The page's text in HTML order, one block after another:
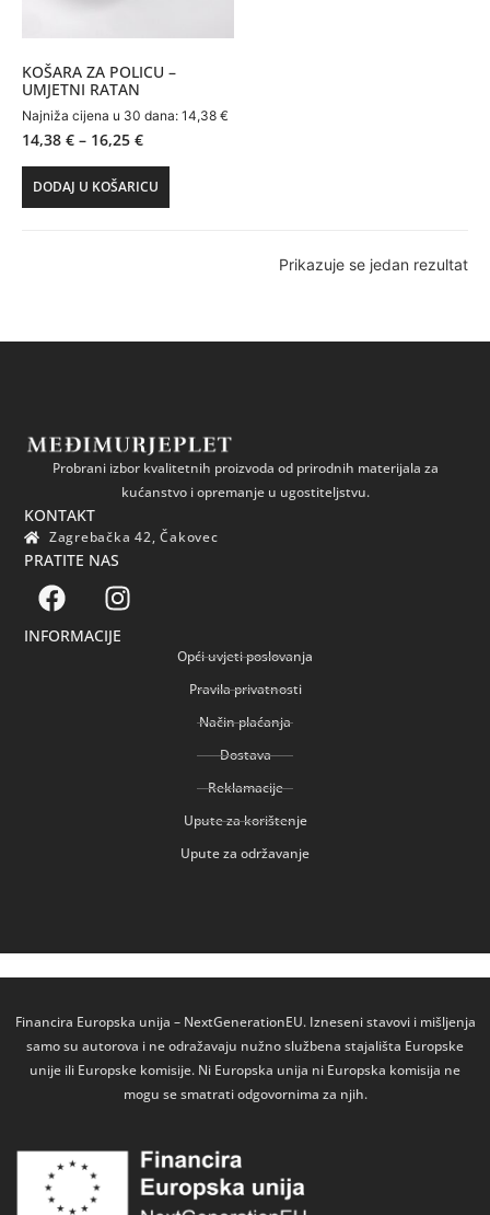
KOŠARA ZA POLICU –
UMJETNI RATAN
Najniža cijena u 30 dana: 14,38 €
14,38 € – 16,25 €
DODAJ U KOŠARICU
Prikazuje se jedan rezultat
Probrani izbor kvalitetnih proizvoda od prirodnih materijala za
kućanstvo i opremanje u ugostiteljstvu.
KONTAKT
Zagrebačka 42, Čakovec
PRATITE NAS
INFORMACIJE
Opći uvjeti poslovanja
Pravila privatnosti
Način plaćanja
Dostava
Reklamacije
Upute za korištenje
Upute za održavanje
Financira Europska unija – NextGenerationEU. Izneseni stavovi i mišljenja
samo su autorova i ne odražavaju nužno službena stajališta Europske
unije ili Europske komisije. Ni Europska unija ni Europska komisija ne
mogu se smatrati odgovornima za njih.